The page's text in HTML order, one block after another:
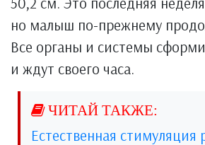
но малыш по-прежнему
Все органы и системы
и ждут своего часа.
Естественная стимуляция